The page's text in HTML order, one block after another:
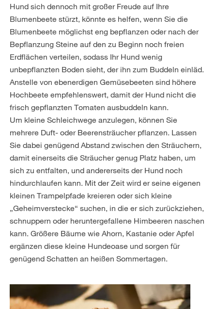
Hund sich dennoch mit großer Freude auf Ihre
Blumenbeete stürzt, könnte es helfen, wenn Sie die
Blumenbeete möglichst eng bepflanzen oder nach der
Bepflanzung Steine auf den zu Beginn noch freien
Erdflächen verteilen, sodass Ihr Hund wenig
unbepflanzten Boden sieht, der ihn zum Buddeln einläd.
Anstelle von ebenerdigen Gemüsebeeten sind höhere
Hochbeete empfehlenswert, damit der Hund nicht die
frisch gepflanzten Tomaten ausbuddeln kann.
Um kleine Schleichwege anzulegen, können Sie
mehrere Duft- oder Beerensträucher pflanzen. Lassen
Sie dabei genügend Abstand zwischen den Sträuchern,
damit einerseits die Sträucher genug Platz haben, um
sich zu entfalten, und andererseits der Hund noch
hindurchlaufen kann. Mit der Zeit wird er seine eigenen
kleinen Trampelpfade kreieren oder sich kleine
„Geheimverstecke“ suchen, in die er sich zurückziehen,
schnuppern oder heruntergefallene Himbeeren naschen
kann. Größere Bäume wie Ahorn, Kastanie oder Apfel
ergänzen diese kleine Hundeoase und sorgen für
genügend Schatten an heißen Sommertagen.